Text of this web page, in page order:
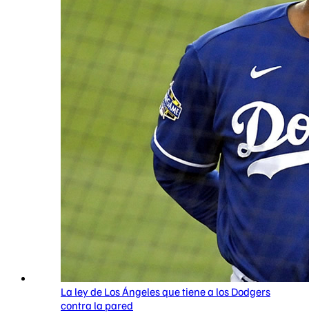
La ley de Los Ángeles que tiene a los Dodgers
contra la pared